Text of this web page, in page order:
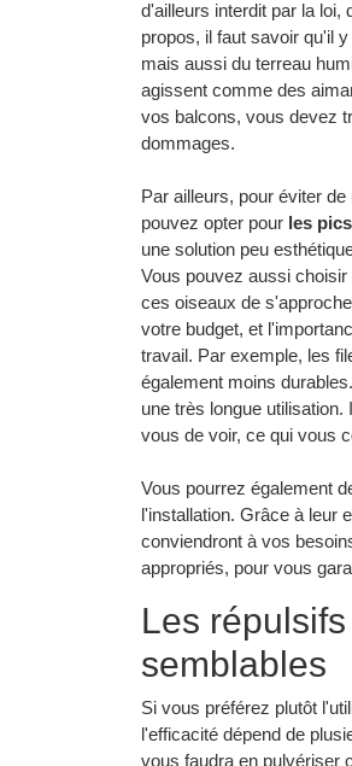
d'ailleurs interdit par la loi,
propos, il faut savoir qu'il
mais aussi du terreau
agissent comme des
vos balcons, vous devez
dommages.
Par ailleurs, pour éviter
pouvez opter pour les
une solution peu
Vous pouvez aussi choisir
ces oiseaux de
votre budget, et
travail. Par exemple, les
également moins
une très longue
vous de voir, ce qui vous
Vous pourrez également
l'installation. Grâce à leur
conviendront à vos
appropriés, pour vous
Les
semblables
Si vous préférez plutôt
l'efficacité dépend de
vous faudra en pulvériser